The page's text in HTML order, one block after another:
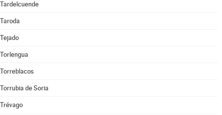
Tardelcuende
Taroda
Tejado
Torlengua
Torreblacos
Torrubia de Soria
Trévago